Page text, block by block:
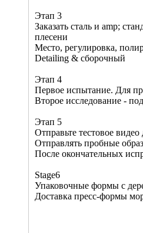
Этап 3
Заказать сталь и amp;
плесени
Место, регулировка,
Detailing & сборочный
Этап 4
Первое испытание. Для
Второе исследование -
Этап 5
Отправьте тестовое
Отправлять пробные
После окончательных
Stage6
Упаковочные формы с
Доставка пресс-формы